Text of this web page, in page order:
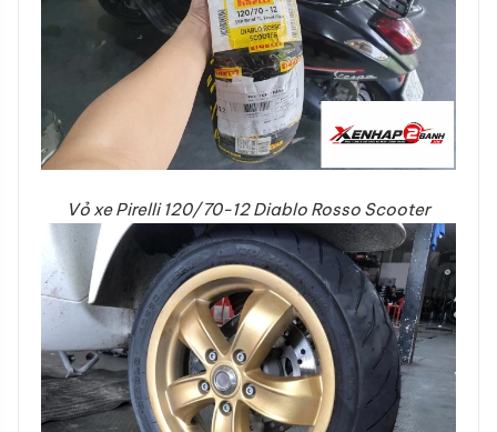
Vỏ xe Pirelli 120/70-12 Diablo Rosso Scooter